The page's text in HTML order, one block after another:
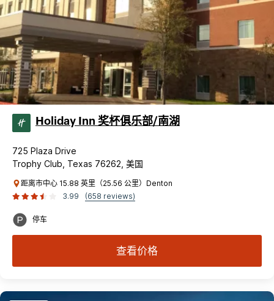
Holiday Inn 奖杯俱乐部/南湖
725 Plaza Drive
Trophy Club, Texas 76262, 美国
距离市中心 15.88 英里（25.56 公里）Denton
3.99
(658 reviews)
停车
查看价格